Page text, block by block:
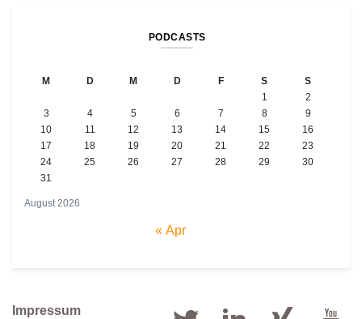
PODCASTS
August 2026
M D M D F S
S
1
2
3
4 5 6 7 8
9
10
11 12 13 14 15
16
17
18 19 20 21 22
23
24
25 26 27 28 29
30
31
« Apr
Impressum